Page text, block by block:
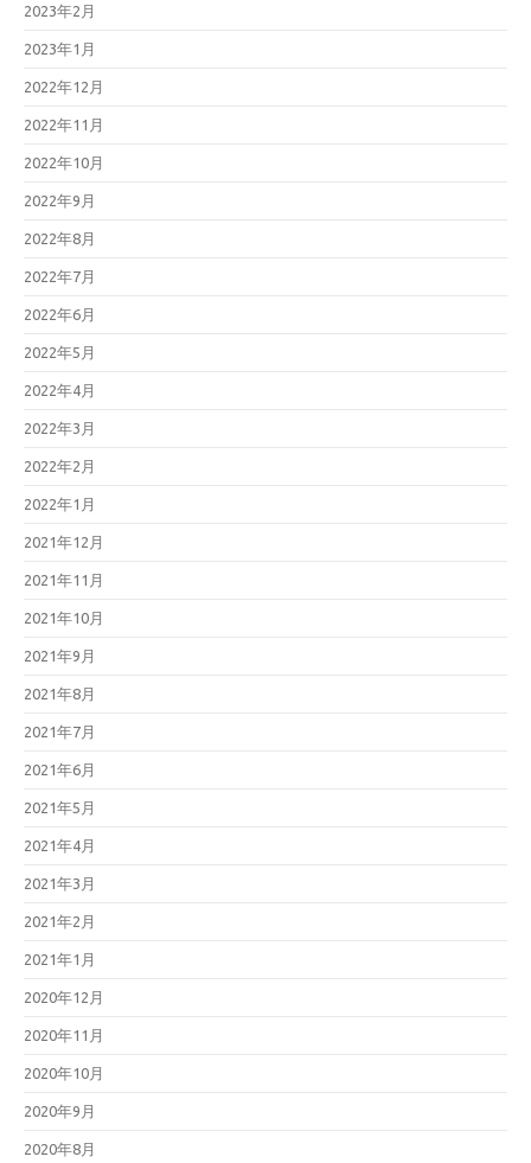
2023年2月
2023年1月
2022年12月
2022年11月
2022年10月
2022年9月
2022年8月
2022年7月
2022年6月
2022年5月
2022年4月
2022年3月
2022年2月
2022年1月
2021年12月
2021年11月
2021年10月
2021年9月
2021年8月
2021年7月
2021年6月
2021年5月
2021年4月
2021年3月
2021年2月
2021年1月
2020年12月
2020年11月
2020年10月
2020年9月
2020年8月